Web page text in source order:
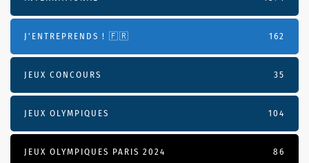
J'ENTREPRENDS ! 🇫🇷 162
JEUX CONCOURS 35
JEUX OLYMPIQUES 104
JEUX OLYMPIQUES PARIS 2024 86